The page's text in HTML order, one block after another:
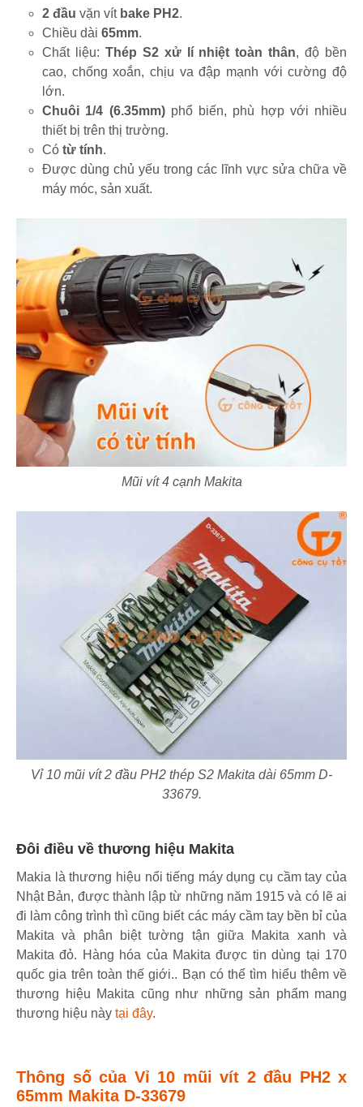
2 đầu vặn vít bake PH2.
Chiều dài 65mm.
Chất liệu: Thép S2 xử lí nhiệt toàn thân, độ bền
cao, chống xoắn, chịu va đập mạnh với cường độ
lớn.
Chuôi 1/4 (6.35mm)phổ biến, phù hợp với nhiều
thiết bị trên thị trường.
Có từ tính.
Được dùng chủ yếu trong các lĩnh vực sửa chữa về
máy móc, sản xuất.
Mũi vít 4 cạnh Makita
Vỉ 10 mũi vít 2 đầu PH2 thép S2 Makita dài 65mm D-
33679.
Đôi điều về thương hiệu Makita
Makia là thương hiệu nổi tiếng máy dụng cụ cầm tay của
Nhật Bản, được thành lập từ những năm 1915 và có lẽ ai
đi làm công trình thì cũng biết các máy cầm tay bền bỉ của
Makita và phân biệt tường tận giữa Makita xanh và
Makita đỏ. Hàng hóa của Makita được tin dùng tại 170
quốc gia trên toàn thế giới.. Bạn có thể tìm hiểu thêm về
thương hiệu Makita cũng như những sản phẩm mang
thương hiệu này tại đây.
Thông số của Vỉ 10 mũi vít 2 đầu PH2 x
65mm Makita D-33679